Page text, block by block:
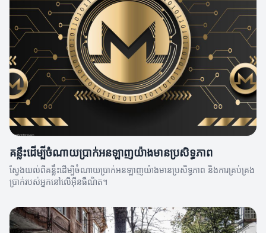
គន្លឹះដើម្បីចំណាយប្រាក់អនឡាញយ៉ាងមានប្រសិទ្ធភាព
ស្វែងយល់ពីគន្លឹះដើម្បីចំណាយប្រាក់អនឡាញយ៉ាងមានប្រសិទ្ធភាព និងការគ្រប់គ្រង
ប្រាក់របស់អ្នកនៅលើអ៊ីនធឺណិត។